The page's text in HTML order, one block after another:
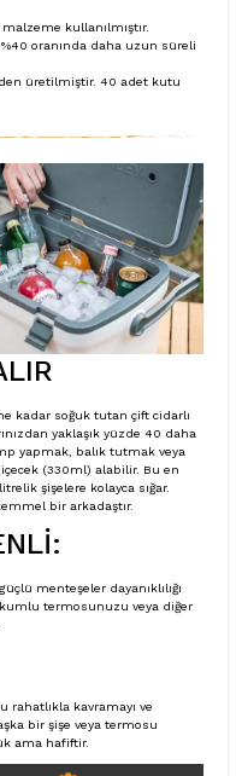
kullanılmıştır.
oranında daha uzun süreli
üretilmiştir. 40 adet kutu
kadar soğuk tutan çift cidarlı
yaklaşık yüzde 40 daha
yapmak, balık tutmak veya
(330ml) alabilir. Bu en
şişelere kolayca sığar.
bir arkadaştır.
menteşeler dayanıklılığı
termosunuzu veya diğer
rahatlıkla kavramayı ve
bir şişe veya termosu
ama hafiftir.